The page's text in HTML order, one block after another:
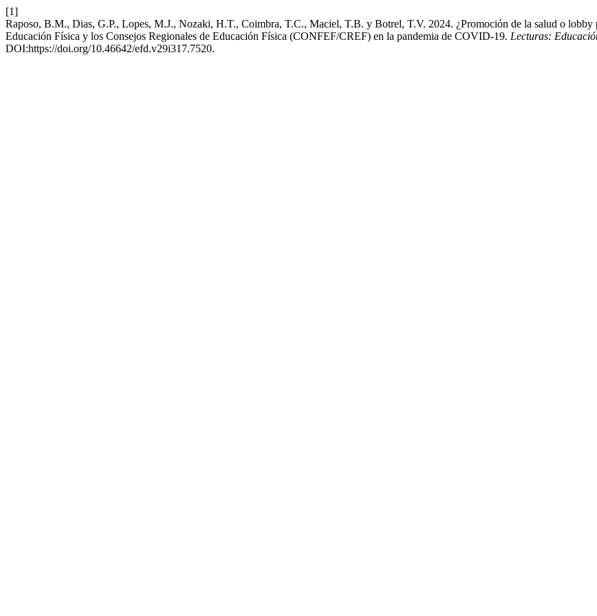
[1]
Raposo, B.M., Dias, G.P., Lopes, M.J., Nozaki, H.T., Coimbra, T.C., Maciel, T.B. y Botrel, T.V. 2024. ¿Promoción de la salud o lobby
Educación Física y los Consejos Regionales de Educación Física (CONFEF/CREF) en la pandemia de COVID-19. Lecturas:
DOI:https://doi.org/10.46642/efd.v29i317.7520.